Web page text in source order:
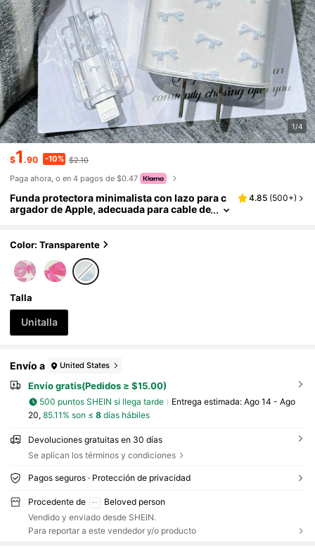
1/4
$1.90 -10% $2.10
Paga ahora, o en 4 pagos de $0.47
Funda protectora minimalista con lazo para c
argador de Apple, adecuada para cable de
us, anti-doblado, anti-mordedura
4.85 (500+)
Color: Transparente
Talla
Unitalla
Envío a United States
Envío gratis(Pedidos ≥ $15.00)
500 puntos SHEIN si llega tarde Entrega estimada: Ago 14 - Ago
20, 85.11% son ≤ 8días hábiles
Devoluciones gratuitas en 30 días
Se aplican los términos y condiciones
Pagos seguros · Protección de privacidad
Procedente de
Beloved person
Vendido y enviado desde SHEIN.
Para reportar a este vendedor y/o producto